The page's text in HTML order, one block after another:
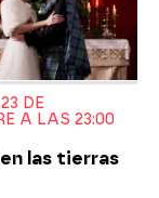
DE
A LAS 23:00
las tierras